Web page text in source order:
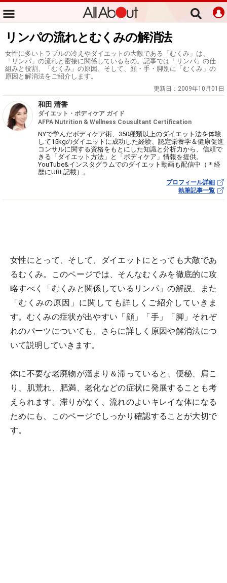
リンパの流れとむくみの解消法
女性に多いトラブルの冷えやダイエットの大敵である「むくみ」は、
「リンパ」の流れと密接に関係しているもの。記事では「リンパ」の仕
組みと役割、「むくみ」の原因、そして、顔・手・脚別に「むくみ」の
原因と解消法をご紹介します。
更新日： 2009年10月01日
和田 清香
ダイエット・ボディケア ガイド
AFPA Nutrition & Wellness Cousultant Certification
NYで学んだボディケア術、350種類以上のダイエット法を体験
して15kgのダイエットに成功した経験、認定栄養学＆健康促進
コンサルに関する資格をもとにした知識と分析力から、信頼で
きる「ダイエット方法」と「ボディケア」情報を提供。
YouTube&インスタグラムでのダイエット動画も配信中（＊経
歴にURL記載）。
プロフィール詳細
執筆記事一覧
女性にとって、そして、ダイエットにとっても大敵であ
るむくみ。このページでは、そんなむくみを徹底的に攻
略すべく「むくみと関係しているリンパ」の解説、また
「むくみの原因」に関しても詳しくご紹介していきま
す。むくみの症状が出やすい「顔」「手」「脚」それぞ
れのパーツについても、さらに詳しく原因や解消法につ
いて説明していきます。
体に不要な老廃物が溜まり＆滞っていると、便秘、肩こ
り、肌荒れ、肥満、老化などの症状に発展することも考
えられます。滞りがなく、流れのよいキレイな体になる
ためにも、このページでしっかり確認することが大切で
す。